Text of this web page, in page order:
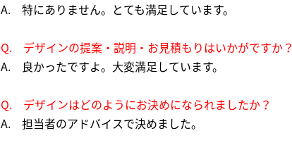
A. 特にありません。とても満足しています。
Q. デザインの提案・説明・お見積もりはいかがですか？
A. 良かったですよ。大変満足しています。
Q. デザインはどのようにお決めになられましたか？
A. 担当者のアドバイスで決めました。